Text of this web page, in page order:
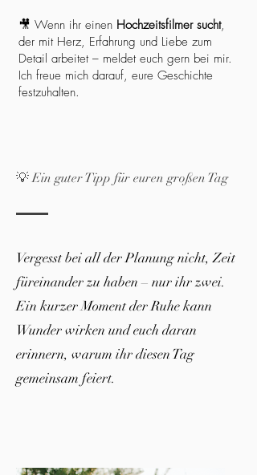
🎥 Wenn ihr einen Hochzeitsfilmer sucht,
der mit Herz, Erfahrung und Liebe zum
Detail arbeitet – meldet euch gern bei mir.
Ich freue mich darauf, eure Geschichte
festzuhalten.
💡 Ein guter Tipp für euren großen Tag
Vergesst bei all der Planung nicht, Zeit
füreinander zu haben – nur ihr zwei.
Ein kurzer Moment der Ruhe kann
Wunder wirken und euch daran
erinnern, warum ihr diesen Tag
gemeinsam feiert.